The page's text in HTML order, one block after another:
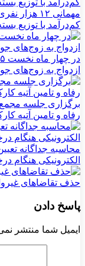
مهمانی ۱۲
کم‌درآمد با توزیع
ازدواج به زوج‌های
رفاه و تامین آتیه
الکترونیکی هنگام
حذف تقاضاهای
پاسخ دادن
ایمیل شما منتشر